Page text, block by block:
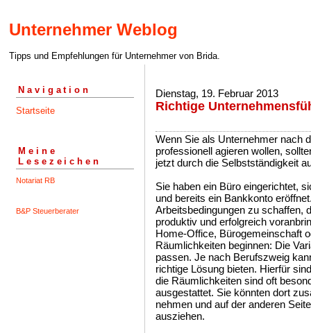
Unternehmer Weblog
Tipps und Empfehlungen für Unternehmer von Brida.
Navigation
Startseite
Meine
Lesezeichen
Notariat RB
B&P Steuerberater
Dienstag, 19. Februar 2013
Richtige
Wenn Sie als Unternehmer nach
professionell agieren wollen,
jetzt durch die Selbstständigkeit
Sie haben ein Büro eingerichtet,
und bereits ein Bankkonto
Arbeitsbedingungen zu schaffen,
produktiv und erfolgreich
Home-Office, Bürogemeinschaft
Räumlichkeiten beginnen: Die
passen. Je nach Berufszweig
richtige Lösung bieten. Hierfür
die Räumlichkeiten sind oft
ausgestattet. Sie könnten dort
nehmen und auf der anderen
ausziehen.